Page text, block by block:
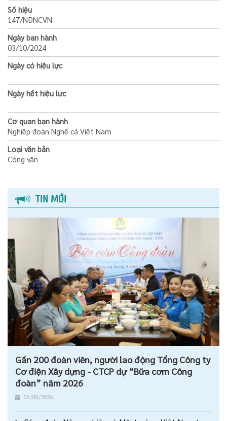
Số hiệu
147/NÐNCVN
Ngày ban hành
03/10/2024
Ngày có hiệu lực
Ngày hết hiệu lực
Cơ quan ban hành
Nghiệp đoàn Nghề cá Việt Nam
Loại văn bản
Công văn
TIN MỚI
Gần 200 đoàn viên, người lao động Tổng Công ty
Cơ điện Xây dựng - CTCP dự “Bữa cơm Công
đoàn” năm 2026
06/08/2026